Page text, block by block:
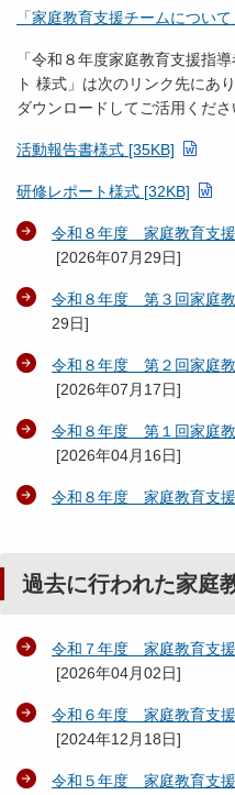
「家庭教育支援チームについ
「令和８年度家庭教育支援指
ト 様式」は次のリンク先にあり
ダウンロードしてご活用くださ
活動報告書様式 [35KB]
研修レポート様式 [32KB]
令和８年度 家庭教育支
[2026年07月29日]
令和８年度 第３回家庭
29日]
令和８年度 第２回家庭教
[2026年07月17日]
令和８年度 第１回家庭教
[2026年04月16日]
令和８年度 家庭教育支
過去に行われた家庭
令和７年度 家庭教育支
[2026年04月02日]
令和６年度 家庭教育支
[2024年12月18日]
令和５年度 家庭教育支